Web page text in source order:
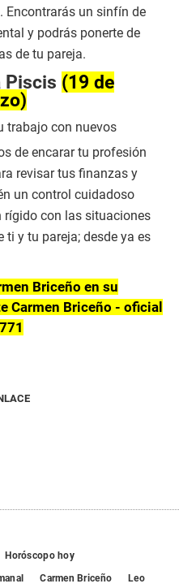
Encontrarás un sinfín de
y podrás ponerte de
de tu pareja.
Piscis (19 de
trabajo con nuevos
de encarar tu profesión
revisar tus finanzas y
un control cuidadoso
rígido con las situaciones
ti y tu pareja; desde ya es
Briceño en su
Carmen Briceño - oficial
Horóscopo hoy
Carmen Briceño
Leo